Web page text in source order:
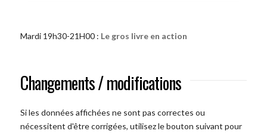
Mardi 19h30-21H00 : Le gros livre en action
Changements / modifications
Si les données affichées ne sont pas correctes ou
nécessitent d'être corrigées, utilisez le bouton suivant pour